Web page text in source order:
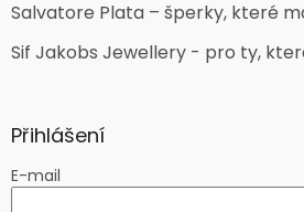
Salvatore Plata – šperky, které
Sif Jakobs Jewellery - pro ty,
Přihlášení
E-mail